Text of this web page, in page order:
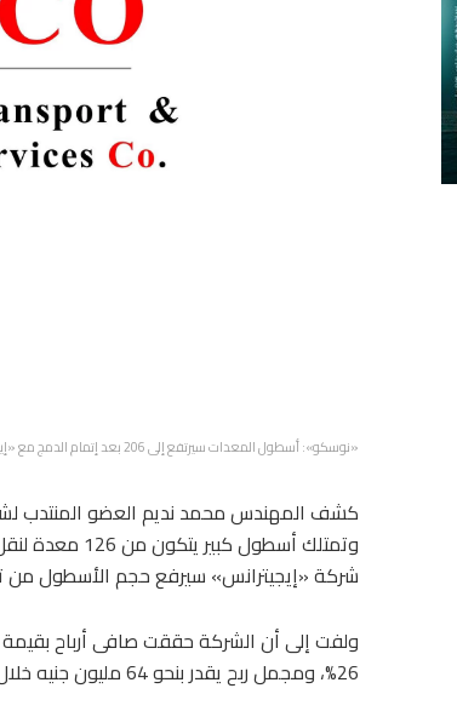
«نوسكو»: أسطول المعدات سيرتفع إلى 206 بعد إتمام الدمج مع «إيجيترانس»
كشف المهندس محمد نديم العضو المنتدب
وتمتلك
شركة «إيجيترانس» سيرفع حجم الأسطول من تلك
26%، ومجمل ربح يقدر بنحو 64 مليون جنيه خلال 2022، فيما أنهت الشركة نحو 50 مشروع فى قطاع البترول.